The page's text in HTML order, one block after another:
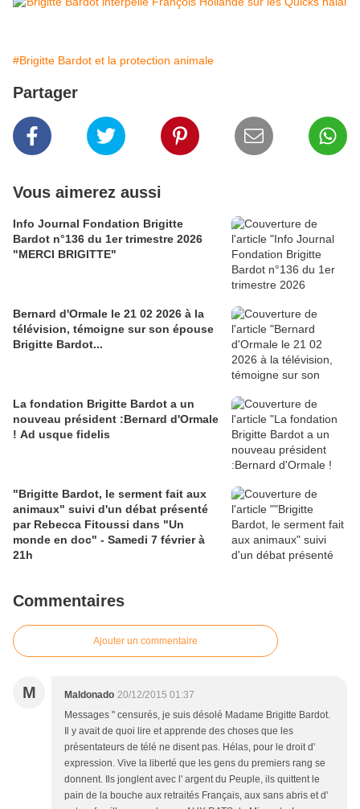
#Brigitte Bardot et la protection animale
Partager
Vous aimerez aussi
Info Journal Fondation Brigitte
Bardot n°136 du 1er trimestre 2026
"MERCI BRIGITTE"
Bernard d'Ormale le 21 02 2026 à la
télévision, témoigne sur son épouse
Brigitte Bardot...
La fondation Brigitte Bardot a un
nouveau président :Bernard d'Ormale
! Ad usque fidelis
"Brigitte Bardot, le serment fait aux
animaux" suivi d'un débat présenté
par Rebecca Fitoussi dans "Un
monde en doc" - Samedi 7 février à
21h
Commentaires
Ajouter un commentaire
M Maldonado 20/12/2015 01:37
Messages " censurés, je suis désolé Madame Brigitte Bardot.
Il y avait de quoi lire et apprende des choses que les
présentateurs de télé ne disent pas. Hélas, pour le droit d'
expression. Vive la liberté que les gens du premiers rang se
donnent. Ils jonglent avec l' argent du Peuple, ils quittent le
pain de la bouche aux retraités Français, aux sans abris et d'